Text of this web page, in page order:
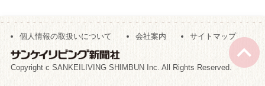
個人情報の取扱いについて 会社案内 サイトマップ
Copyright c SANKEILIVING SHIMBUN Inc. All Rights Reserved.